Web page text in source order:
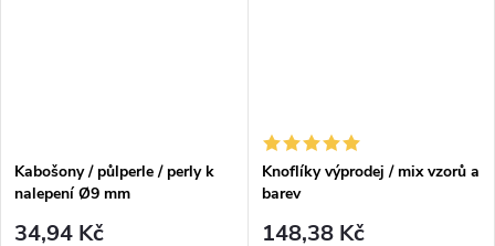
Kabošony / půlperle / perly k
nalepení Ø9 mm
34,94 Kč
Knoflíky výprodej / mix vzorů a
barev
148,38 Kč